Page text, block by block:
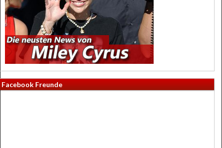
Facebook Freunde